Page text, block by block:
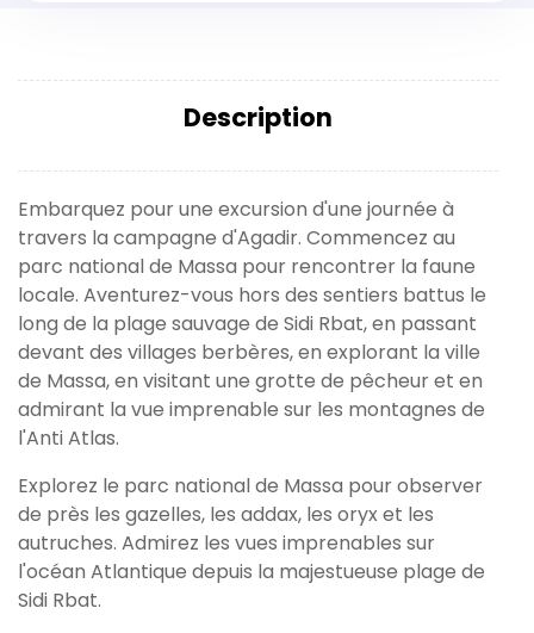
Description
Embarquez pour une excursion d'une journée à
travers la campagne d'Agadir. Commencez au
parc national de Massa pour rencontrer la faune
locale. Aventurez-vous hors des sentiers battus le
long de la plage sauvage de Sidi Rbat, en passant
devant des villages berbères, en explorant la ville
de Massa, en visitant une grotte de pêcheur et en
admirant la vue imprenable sur les montagnes de
l'Anti Atlas.
Explorez le parc national de Massa pour observer
de près les gazelles, les addax, les oryx et les
autruches. Admirez les vues imprenables sur
l'océan Atlantique depuis la majestueuse plage de
Sidi Rbat.